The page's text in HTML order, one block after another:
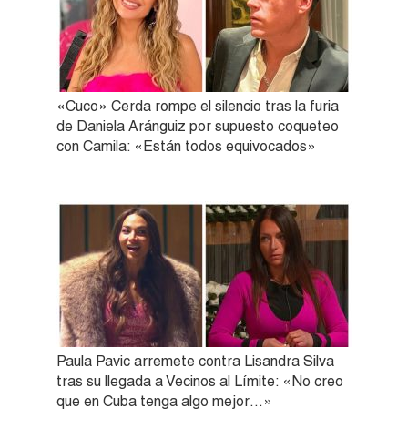
«Cuco» Cerda rompe el silencio tras la furia
de Daniela Aránguiz por supuesto coqueteo
con Camila: «Están todos equivocados»
Paula Pavic arremete contra Lisandra Silva
tras su llegada a Vecinos al Límite: «No creo
que en Cuba tenga algo mejor…»